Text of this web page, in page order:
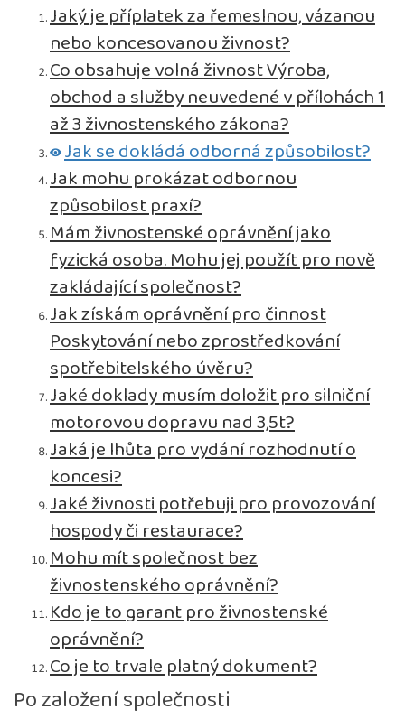
Jaký je příplatek za řemeslnou, vázanou
nebo koncesovanou živnost?
Co obsahuje volná živnost Výroba,
obchod a služby neuvedené v přílohách 1
až 3 živnostenského zákona?
Jak se dokládá odborná způsobilost?
Jak mohu prokázat odbornou
způsobilost praxí?
Mám živnostenské oprávnění jako
fyzická osoba. Mohu jej použít pro nově
zakládající společnost?
Jak získám oprávnění pro činnost
Poskytování nebo zprostředkování
spotřebitelského úvěru?
Jaké doklady musím doložit pro silniční
motorovou dopravu nad 3,5t?
Jaká je lhůta pro vydání rozhodnutí o
koncesi?
Jaké živnosti potřebuji pro provozování
hospody či restaurace?
Mohu mít společnost bez
živnostenského oprávnění?
Kdo je to garant pro živnostenské
oprávnění?
Co je to trvale platný dokument?
Po založení společnosti